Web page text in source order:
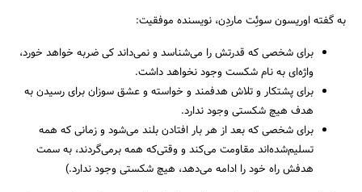
به گفته اوریسون سوئِت ماردِن، نویسنده موفقیت:
برای شخصی که قدرتش را می‌شناسد و نمی‌داند کی ضربه خواهد خورد،
واژه‌ای به نام شکست وجود نخواهد داشت.
برای پشتکار و تلاش هدفمند و خواسته و عشق سوزان برای رسیدن به
هدف هیچ شکستی وجود ندارد.
برای شخصی که بعد از هر بار افتادن بلند می‌شود و زمانی که همه
تسلیم‌شده‌اند مقاومت می‌کند و وقتی‌که همه برمی‌گردند، به سمت
هدفش راه خود را ادامه می‌دهد، هیچ شکستی وجود ندارد.)